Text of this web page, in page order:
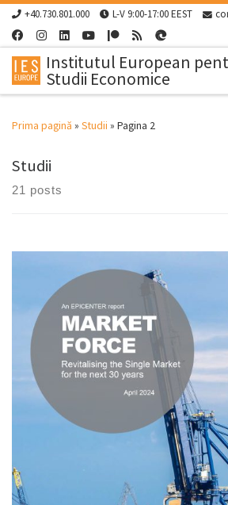
Skip to content
+40.730.801.000 L-V 9:00-17:00 EEST
Institutul European
Studii Economice
Prima pagină » Studii » Pagina 2
Studii
21 posts